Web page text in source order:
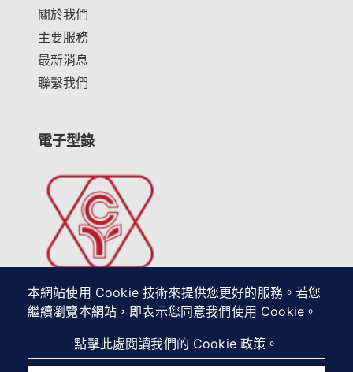
本網站使用 Cookie 技術來提供您更好的服務。若您
繼續瀏覽本網站，即表示您同意我們使用 Cookie。
點擊此處閱讀我們的 Cookie 政策。
關於我們
主要服務
最新消息
聯繫我們
電子型錄
2026 © 油慶工業股份有限公司. Designed by首岳資訊.
網
站地圖